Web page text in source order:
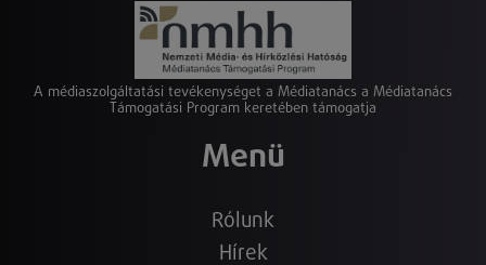
A médiaszolgáltatási tevékenységet a Médiatanács a Médiatanács
Támogatási Program keretében támogatja
Menü
Rólunk
Hírek